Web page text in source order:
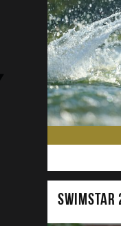
SWIMSTAR